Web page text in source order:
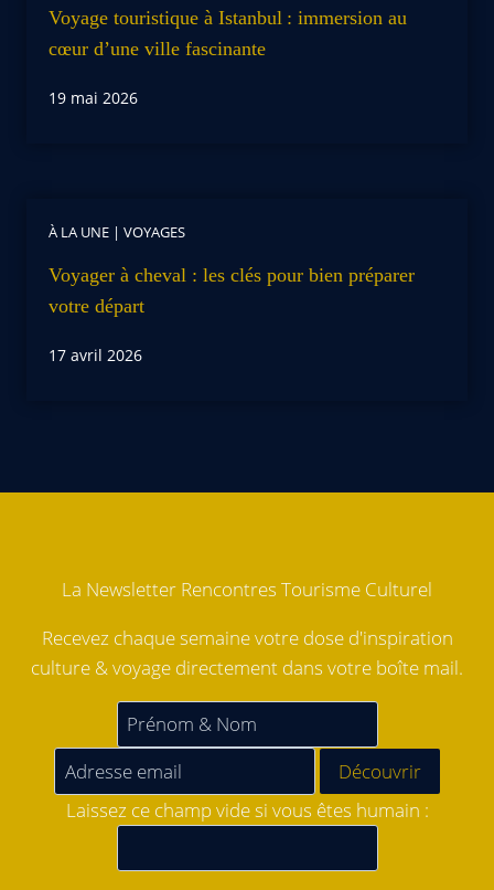
Voyage touristique à Istanbul : immersion au
cœur d’une ville fascinante
19 mai 2026
À LA UNE | VOYAGES
Voyager à cheval : les clés pour bien préparer
votre départ
17 avril 2026
La Newsletter Rencontres Tourisme Culturel
Recevez chaque semaine votre dose d'inspiration
culture & voyage directement dans votre boîte mail.
Laissez ce champ vide si vous êtes humain :